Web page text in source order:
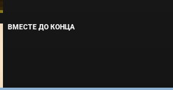
ВМЕСТЕ ДО КОНЦА